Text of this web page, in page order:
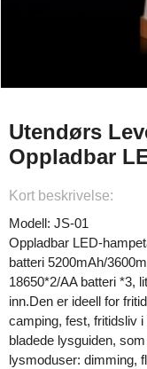
Utendørs
Oppladbar
Kort beskrivelse:
Modell: JS-01
Oppladbar LED-
batteri 5200mAh/
18650*2/AA batteri *3,
inn.Den er ideell for
camping, fest, fritidsliv
bladede lysguiden,
lysmoduser: dimming,